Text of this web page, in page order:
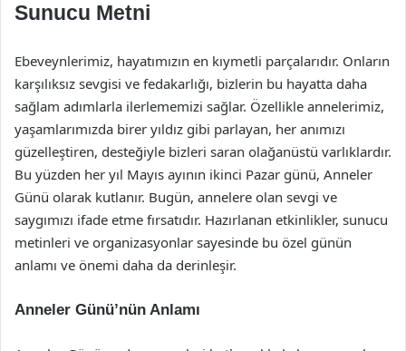
Sunucu Metni
Ebeveynlerimiz, hayatımızın en kıymetli parçalarıdır. Onların
karşılıksız sevgisi ve fedakarlığı, bizlerin bu hayatta daha
sağlam adımlarla ilerlememizi sağlar. Özellikle annelerimiz,
yaşamlarımızda birer yıldız gibi parlayan, her anımızı
güzelleştiren, desteğiyle bizleri saran olağanüstü varlıklardır.
Bu yüzden her yıl Mayıs ayının ikinci Pazar günü, Anneler
Günü olarak kutlanır. Bugün, annelere olan sevgi ve
saygımızı ifade etme fırsatıdır. Hazırlanan etkinlikler, sunucu
metinleri ve organizasyonlar sayesinde bu özel günün
anlamı ve önemi daha da derinleşir.
Anneler Günü’nün Anlamı